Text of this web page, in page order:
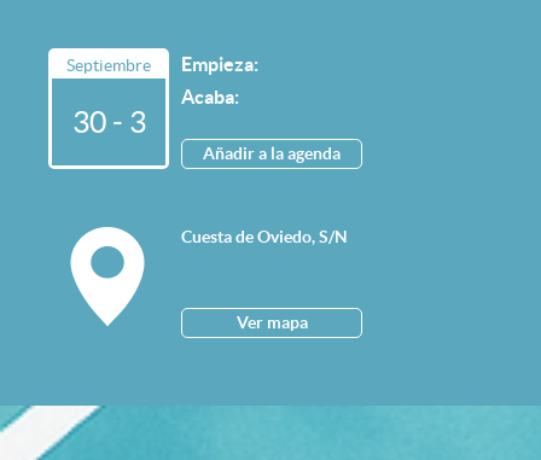
Septiembre
30 - 3
Empieza:
Acaba:
Añadir a la agenda
v Cuesta de Oviedo, S/N
Ver mapa